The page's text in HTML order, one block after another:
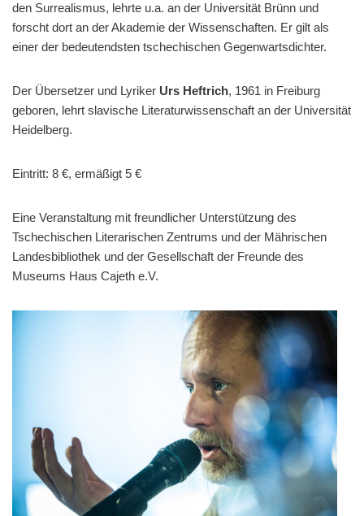
den Surrealismus, lehrte u.a. an der Universität Brünn und
forscht dort an der Akademie der Wissenschaften. Er gilt als
einer der bedeutendsten tschechischen Gegenwartsdichter.
Der Übersetzer und Lyriker Urs Heftrich, 1961 in Freiburg
geboren, lehrt slavische Literaturwissenschaft an der Universität
Heidelberg.
Eintritt: 8 €, ermäßigt 5 €
Eine Veranstaltung mit freundlicher Unterstützung des
Tschechischen Literarischen Zentrums und der Mährischen
Landesbibliothek und der Gesellschaft der Freunde des
Museums Haus Cajeth e.V.